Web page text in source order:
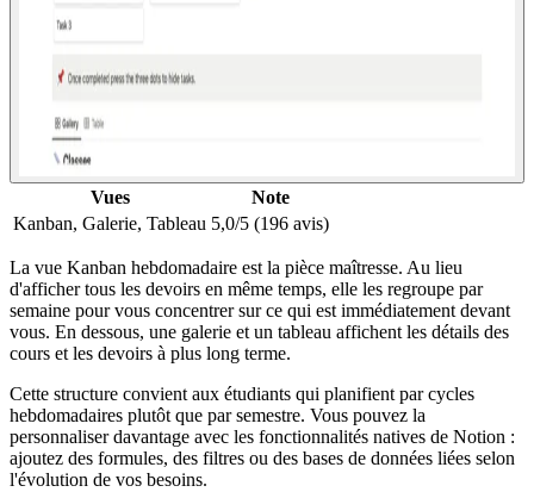
Vues
Note
Kanban, Galerie, Tableau 5,0/5 (196 avis)
La vue Kanban hebdomadaire est la pièce maîtresse. Au lieu
d'afficher tous les devoirs en même temps, elle les regroupe par
semaine pour vous concentrer sur ce qui est immédiatement devant
vous. En dessous, une galerie et un tableau affichent les détails des
cours et les devoirs à plus long terme.
Cette structure convient aux étudiants qui planifient par cycles
hebdomadaires plutôt que par semestre. Vous pouvez la
personnaliser davantage avec les fonctionnalités natives de Notion :
ajoutez des formules, des filtres ou des bases de données liées selon
l'évolution de vos besoins.